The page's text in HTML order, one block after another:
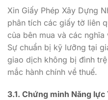
Xin Giấy Phép Xây Dựng
phân tích các giấy tờ liên
của bên mua và các
Sự chuẩn bị kỹ lưỡng tại
giao dịch không bị đình
mắc hành chính về thuế.
3.1. Chứng minh Năng